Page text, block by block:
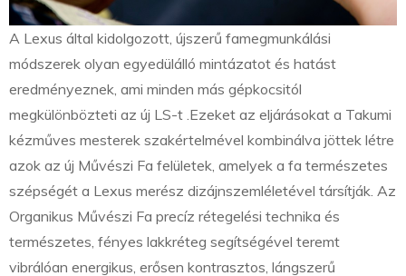
A Lexus által kidolgozott, újszerű famegmunkálási
módszerek olyan egyedülálló mintázatot és hatást
eredményeznek, ami minden más gépkocsitól
megkülönbözteti az új LS-t .Ezeket az eljárásokat a Takumi
kézműves mesterek szakértelmével kombinálva jöttek létre
azok az új Művészi Fa felületek, amelyek a fa természetes
szépségét a Lexus merész dizájnszemléletével társítják. Az
Organikus Művészi Fa precíz rétegelési technika és
természetes, fényes lakkréteg segítségével teremt
vibrálóan energikus, erősen kontrasztos, lángszerű